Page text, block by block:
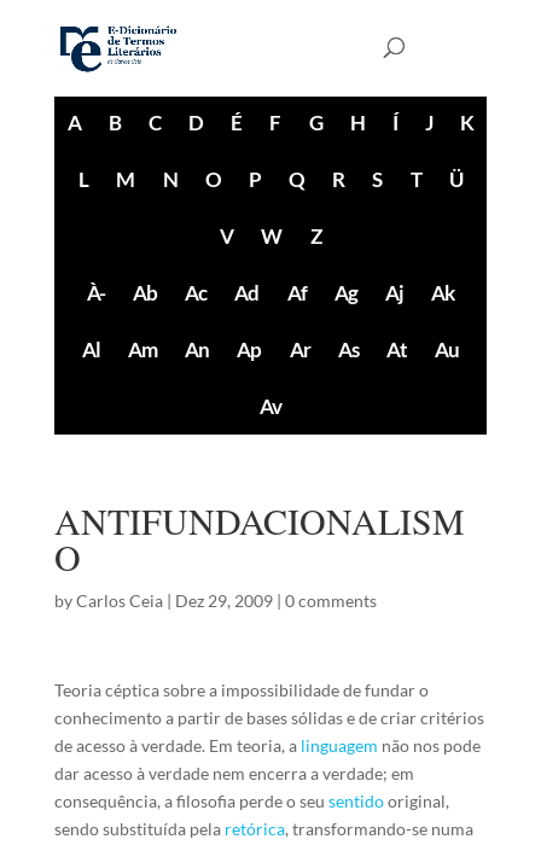
A B C D É F G H Í J K
L M N O P Q R S T Ü
V W Z
À- Ab Ac Ad Af Ag Aj Ak
Al Am An Ap Ar As At Au
Av
ANTIFUNDACIONALISM
O
byCarlos Ceia| Dez 29, 2009| 0 comments
Teoria céptica sobre a impossibilidade de fundar o
conhecimento a partir de bases sólidas e de criar critérios
de acesso à verdade. Em teoria, a linguagem não nos pode
dar acesso à verdade nem encerra a verdade; em
consequência, a filosofia perde o seu sentidooriginal,
sendo substituída pela retórica, transformando-se numa